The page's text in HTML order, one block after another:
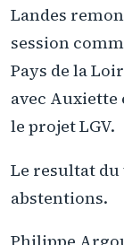
Landes
session
Pays de la
avec Auxiette
le projet LGV.
Le resultat du
abstentions.